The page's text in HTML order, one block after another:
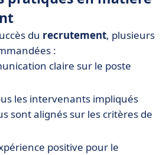
du recrutement, plusieurs
:
claire sur le poste
les intervenants impliqués
sont alignés sur les critères de
positive pour le